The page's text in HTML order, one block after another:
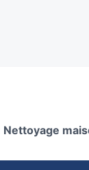
Nettoyage